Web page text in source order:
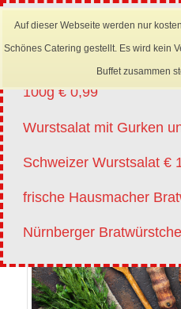
Auf dieser Webseite werden nur
Schönes Catering gestellt. Es wird kein
Buffet zusammen
Lyoner für Wurstsalat in
100g € 0,99
Wurstsalat mit Gurken
Schweizer Wurstsalat €
frische Hausmacher
Nürnberger